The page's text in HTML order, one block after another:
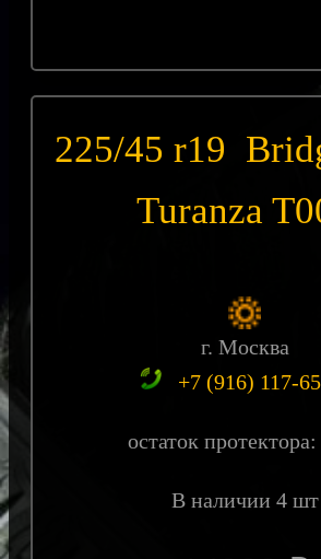
225/45 r19
Turanza
г. Москва
+7 (916) 117-
остаток
В наличии 4 шт